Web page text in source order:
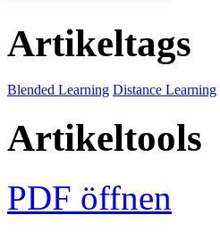
Artikeltags
Blended Learning Distance Learning
Artikeltools
PDF öffnen